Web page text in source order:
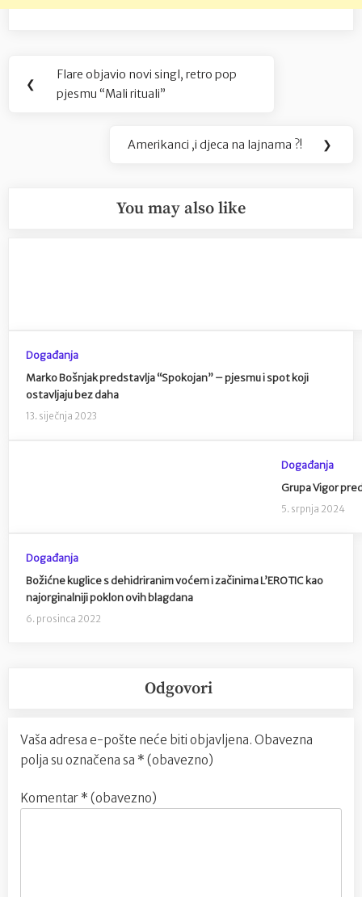
Navigacija
objava
❮
Previous
Post:
Flare objavio novi singl, retro pop
pjesmu “Mali rituali”
Next
Amerikanci ,i djeca na lajnama ?! ❯
You may also like
Događanja
Marko Bošnjak predstavlja “Spokojan” – pjesmu i spot koji
ostavljaju bez daha
13. siječnja 2023
Događanja
Grupa Vigor
5. srpnja 2024
Događanja
Božićne kuglice s dehidriranim voćem i začinima L’EROTIC kao
najorginalniji poklon ovih blagdana
6. prosinca 2022
Odgovori
Vaša adresa e-pošte neće biti objavljena. Obavezna
polja su označena sa * (obavezno)
Komentar * (obavezno)